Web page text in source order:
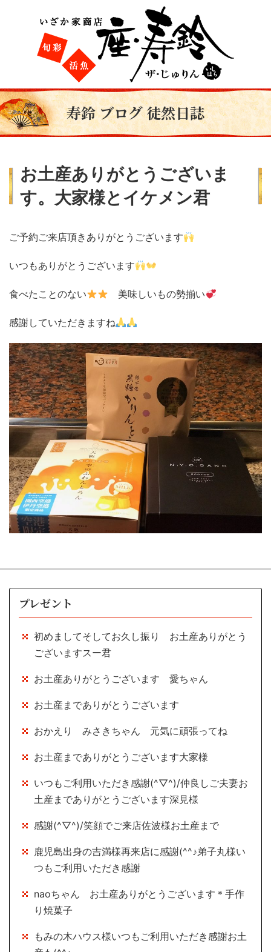
寿鈴 ブログ 徒然日誌
お土産ありがとうございま
す。大家様とイケメン君
ご予約ご来店頂きありがとうございます
いつもありがとうございます
食べたことのない 美味しいもの勢揃い
感謝していただきますね
プレゼント
初めましてそしてお久し振り お土産ありがとう
ございますスー君
お土産ありがとうございます 愛ちゃん
お土産までありがとうございます
おかえり みさきちゃん 元気に頑張ってね
お土産までありがとうございます大家様
いつもご利用いただき感謝(^▽^)/仲良しご夫妻お
土産までありがとうございます深見様
感謝(^▽^)/笑顔でご来店佐波様お土産まで
鹿児島出身の吉満様再来店に感謝(^^♪弟子丸様い
つもご利用いただき感謝
naoちゃん お土産ありがとうございます＊手作
り焼菓子
もみの木ハウス様いつもご利用いただき感謝お土